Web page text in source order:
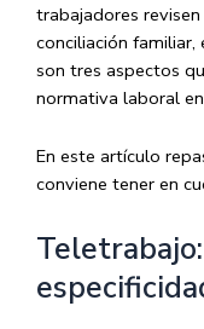
trabajadores
conciliación
son tres aspectos
normativa laboral
En este artículo
conviene tener en